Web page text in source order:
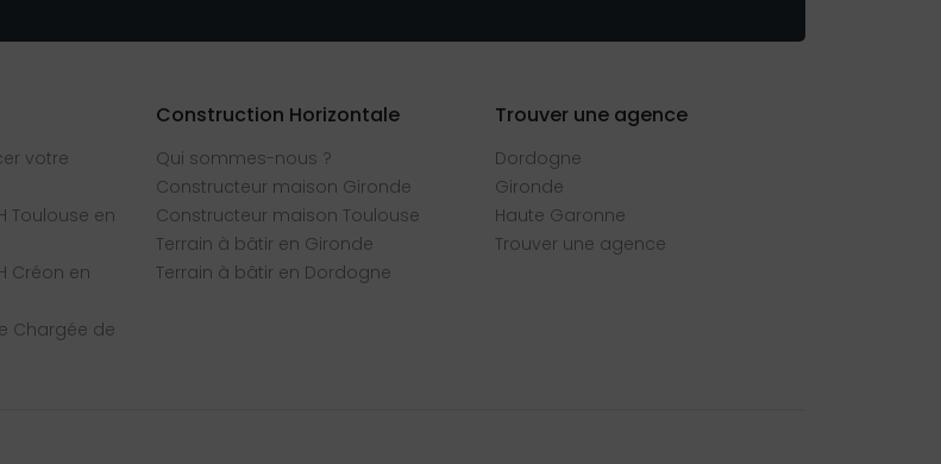
votre
Toulouse en
Créon en
Chargée de
Construction Horizontale
Qui sommes-nous ?
Constructeur maison Gironde
Constructeur maison Toulouse
Terrain à bâtir en Gironde
Terrain à bâtir en Dordogne
Trouver une agence
Dordogne
Gironde
Haute Garonne
Trouver une agence